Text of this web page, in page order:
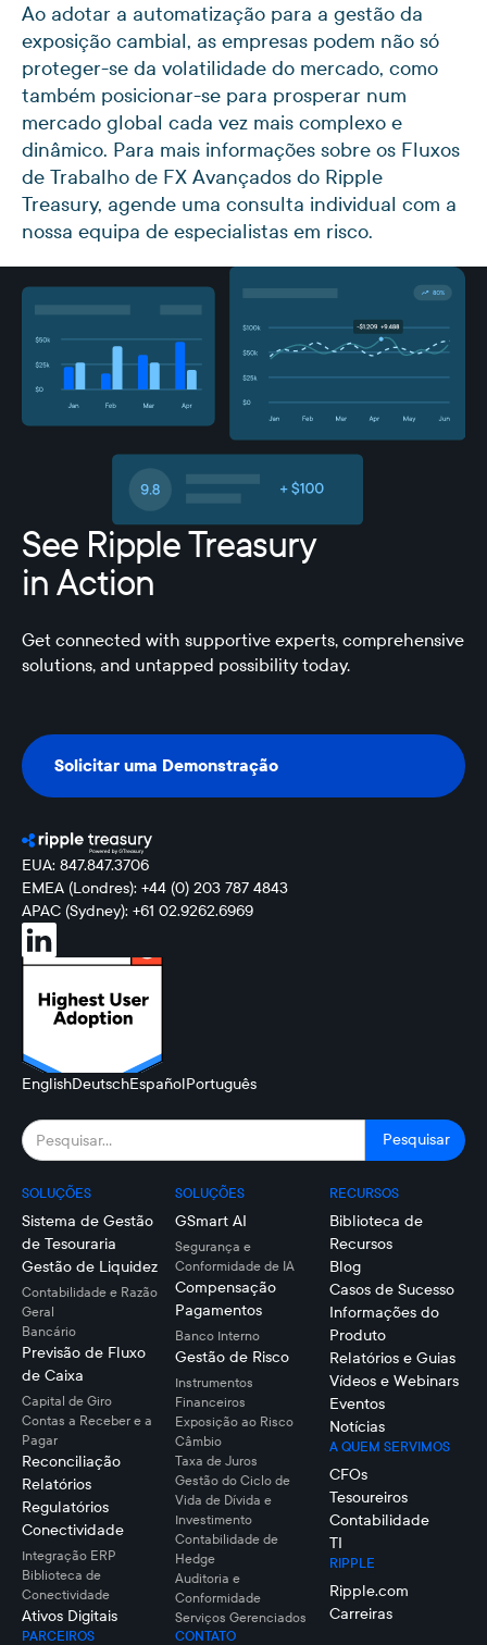
Ao adotar a automatização para a gestão da
exposição cambial, as empresas podem não só
proteger-se da volatilidade do mercado, como
também posicionar-se para prosperar num
mercado global cada vez mais complexo e
dinâmico. Para mais informações sobre os Fluxos
de Trabalho de FX Avançados do Ripple
Treasury, agende uma consulta individual com a
nossa equipa de especialistas em risco.
See Ripple Treasury
in Action
Get connected with supportive experts, comprehensive
solutions, and untapped possibility today.
Solicitar uma Demonstração
Solicitar uma Demonstração
EUA: 847.847.3706
EMEA (Londres): +44 (0) 203 787 4843
APAC (Sydney): +61 02.9262.6969
EnglishDeutschEspañolPortuguês
SOLUÇÕES
Sistema de Gestão
de Tesouraria
Gestão de Liquidez
Contabilidade e Razão
Geral
Bancário
Previsão de Fluxo
de Caixa
Capital de Giro
Contas a Receber e a
Pagar
Reconciliação
Relatórios
Regulatórios
Conectividade
Integração ERP
Biblioteca de
Conectividade
Ativos Digitais
PARCEIROS
SOLUÇÕES
GSmart AI
Segurança e
Conformidade de IA
Compensação
Pagamentos
Banco Interno
Gestão de Risco
Instrumentos
Financeiros
Exposição ao Risco
Câmbio
Taxa de Juros
Gestão do Ciclo de
Vida de Dívida e
Investimento
Contabilidade de
Hedge
Auditoria e
Conformidade
Serviços Gerenciados
CONTATO
RECURSOS
Biblioteca de
Recursos
Blog
Casos de Sucesso
Informações do
Produto
Relatórios e Guias
Vídeos e Webinars
Eventos
Notícias
A QUEM SERVIMOS
CFOs
Tesoureiros
Contabilidade
TI
RIPPLE
Ripple.com
Carreiras